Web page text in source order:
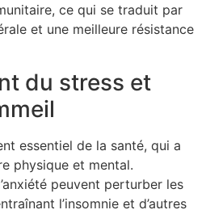
ce qui se traduit par
et une meilleure résistance
du stress et
essentiel de la santé, qui a
physique et mental.
peuvent perturber les
l’insomnie et d’autres